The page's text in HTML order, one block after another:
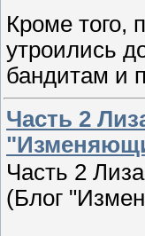
Кроме того,
утроились
бандитам и
Часть 2
Часть 2
(Блог